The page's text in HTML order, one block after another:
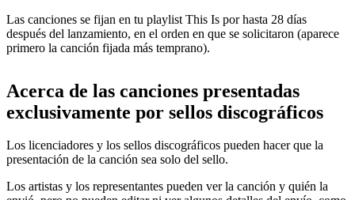
Las canciones se fijan en tu playlist This Is por hasta 28 días
después del lanzamiento, en el orden en que se solicitaron (aparece
primero la canción fijada más temprano).
Acerca de las canciones presentadas
exclusivamente por sellos discográficos
Los licenciadores y los sellos discográficos pueden hacer que la
presentación de la canción sea solo del sello.
Los artistas y los representantes pueden ver la canción y quién la